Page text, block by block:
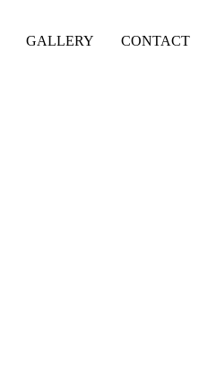
GALLERY CONTACT